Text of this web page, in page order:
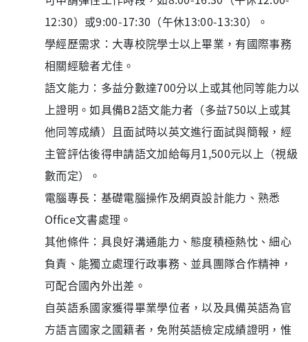
12:30）或9:00-17:30（午休13:00-13:30）。
學經歷需求：大專校院學士以上畢業，有國際事務
相關經驗者尤佳。
語文能力：多益分數達700分以上或其他同等能力以
上證明。如具備B2語文能力者（多益750以上或其
他同等成績）且面試時以英文進行面試與簡報，經
主管評估後得申請語文加給每月1,500元以上（視級
數而定）。
電腦專長：基礎電腦操作及網頁設計能力、熟悉
Office文書處理。
其他條件：具良好溝通能力、態度積極熱忱、細心
負責、能獨立處理行政事務、並具團隊合作精神，
可配合國內外出差。
自英語系國家獲得畢業學位者，以及具備英語為官
方語言國家之國籍者，免附英語檢定成績證明，惟